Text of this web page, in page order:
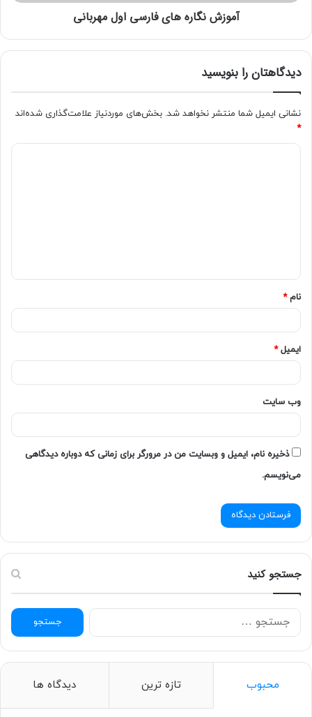
آموزش ریاضی پنجم ابتدایی
کلاس پنجم صداقت
آموزش نگاره های فارسی اول مهربانی
دیدگاهتان را بنویسید
نشانی ایمیل شما منتشر نخواهد شد. بخش‌های موردنیاز علامت‌گذاری شده‌اند
*
نام*
ایمیل*
وب‌ سایت
ذخیره نام، ایمیل و وبسایت من در مرورگر برای زمانی که دوباره دیدگاهی
می‌نویسم.
جستجو کنید
ج
س
ج
محبوب تازه ترین دیدگاه ها